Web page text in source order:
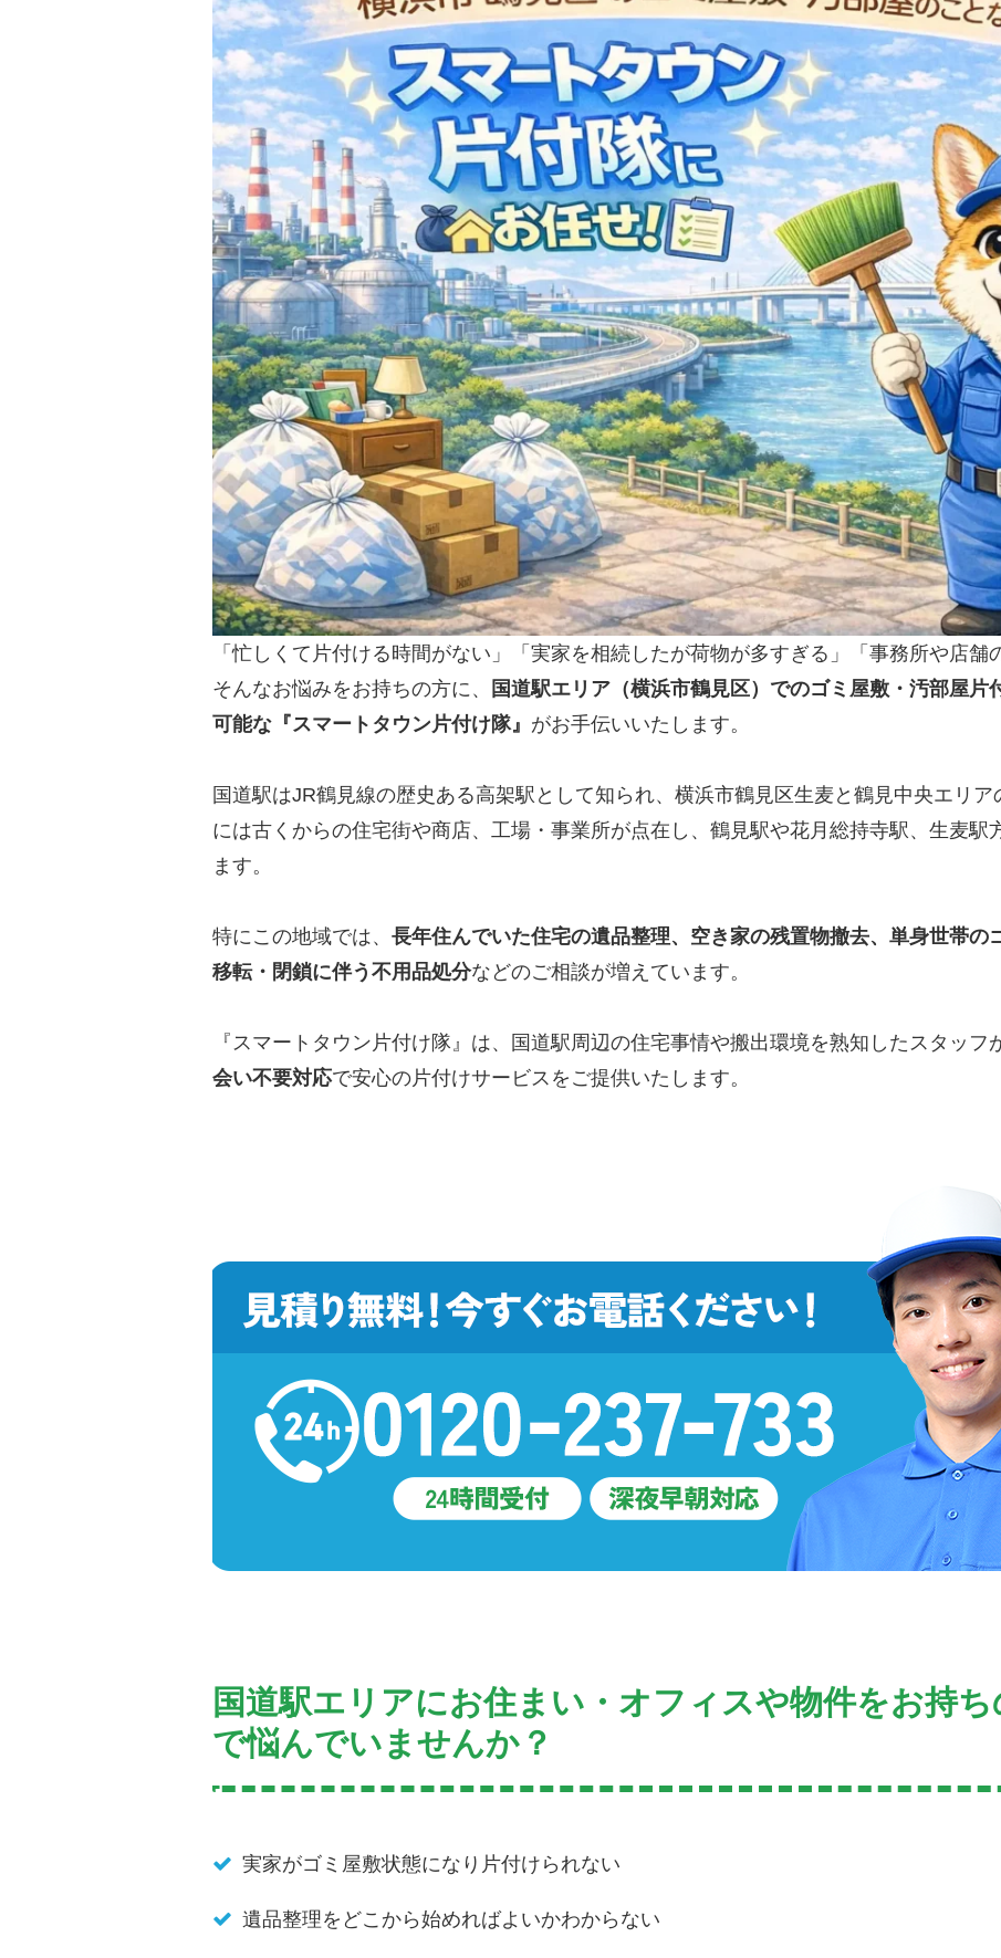
「忙しくて片付ける時間がない」「実家を相続したが荷物が多すぎる」「事務所や店舗
そんなお悩みをお持ちの方に、
国道駅エリア（横浜市鶴見区）でのゴミ屋敷・汚部屋片
可能な『スマートタウン片付け隊』 がお手伝いいたします。
国道駅はJR鶴見線の歴史ある高架駅として知られ、横浜市鶴見区生麦と鶴見中央エリ
には古くからの住宅街や商店、工場・事業所が点在し、鶴見駅や花月総持寺駅、生麦駅
ます。
特にこの地域では、 長年住んでいた住宅の遺品整理、空き家の残置物撤去、単身世帯の
移転・閉鎖に伴う不用品処分などのご相談が増えています。
『スマートタウン片付け隊』は、国道駅周辺の住宅事情や搬出環境を熟知したスタッフ
会い不要対応で安心の片付けサービスをご提供いたします。
国道駅エリアにお住まい・オフィスや物件をお持
で悩んでいませんか？
実家がゴミ屋敷状態になり片付けられない
遺品整理をどこから始めればよいかわからない